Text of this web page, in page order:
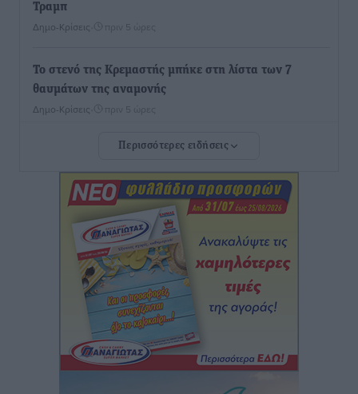
Τραμπ
Δημο-Κρίσεις πριν 5 ώρες
Το στενό της Κρεμαστής μπήκε στη λίστα των 7
θαυμάτων της αναμονής
Δημο-Κρίσεις πριν 5 ώρες
ΣΕΤΕ: Σημαντική θεσμική εξέλιξη η ΚΥΑ για το ΕΧΠ
για τον τουρισμό
• πριν 6 ώρες
Γ. Χατζημάρκος: “Δύο μεγάλες δεσμεύσεις
Γεωργιάδη” – Κίνητρα για τους γιατρούς των νησιών
και συνεργασία Ρόδου με το Αττικόν για το
Ακτινοθεραπευτικό
Τοπικές Ειδήσεις πριν 6 ώρες
Σούπερ μάρκετ: Διευρύνεται η εθνική πρωτοβουλία
για τις τιμές – Eρχονται νέες συμμετοχές εταιρειών
Περισσότερες ειδήσεις